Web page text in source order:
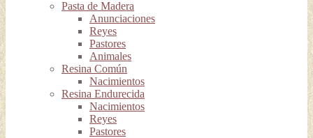
Pasta de Madera
Anunciaciones
Reyes
Pastores
Animales
Resina Común
Nacimientos
Resina Endurecida
Nacimientos
Reyes
Pastores